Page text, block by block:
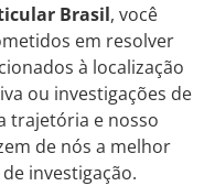
Brasil, você
em resolver
à localização
ou investigações de
trajetória e nosso
de nós a melhor
investigação.